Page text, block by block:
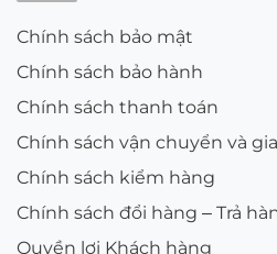
chống bám bẩn, chống
bảo vệ mắt toàn diện
Chính sách bảo mật
Chính sách bảo hành
Chính sách thanh toán
Chính sách vận chuyển và
Chính sách kiểm hàng
Chính sách đổi hàng – Trả
Quyền lợi Khách hàng